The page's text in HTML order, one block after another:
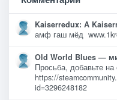
Kaiserredux: A
амф гаш мёд
Old World Blues —
Просьба, добавьте
https://
id=3296248182